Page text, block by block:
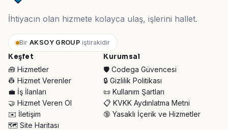
İhtiyacın olan hizmete kolayca ulaş, işlerini hallet.
Bir AKSOY GROUP iştirakidir
Keşfet
🧰 Hizmetler
👷 Hizmet Verenler
💼 İş İlanları
🤝 Hizmet Veren Ol
✉️ İletişim
🗺️ Site Haritası
Kurumsal
🛡️ Codega Güvencesi
🔒 Gizlilik Politikası
📜 Kullanım Şartları
📋 KVKK Aydınlatma Metni
🔞 Yasaklı İçerik ve Hizmetler